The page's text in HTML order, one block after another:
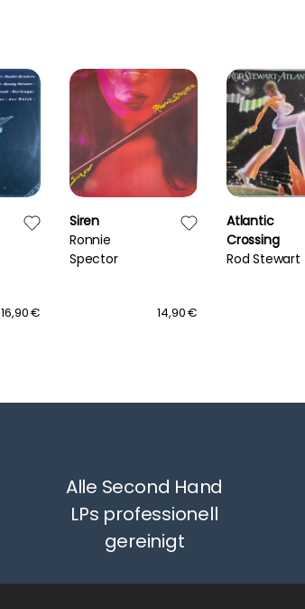
16,90 €
Siren
Ronnie
Spector
14,90 €
Atlantic
Crossing
Rod Stewart
Alle Second Hand
LPs professionell
gereinigt